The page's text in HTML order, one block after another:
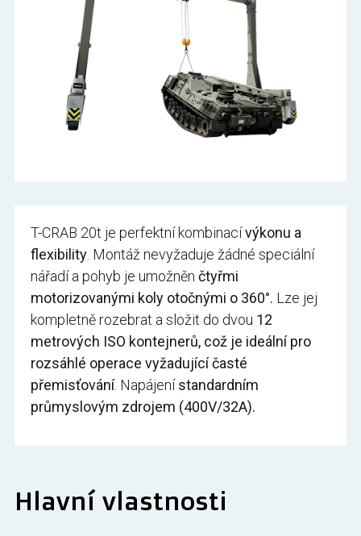
T-CRAB 20t je perfektní kombinacívýkonu a
flexibility. Montáž nevyžaduje žádné speciální
nářadí a pohyb je umožněn čtyřmi
motorizovanými koly otočnými o 360°. Lze jej
kompletně rozebrat a složit do dvou 12
metrových ISO kontejnerů, což je ideální pro
rozsáhlé operace vyžadující časté
přemisťování. Napájenístandardním
průmyslovým zdrojem (400V/32A).
Hlavní vlastnosti